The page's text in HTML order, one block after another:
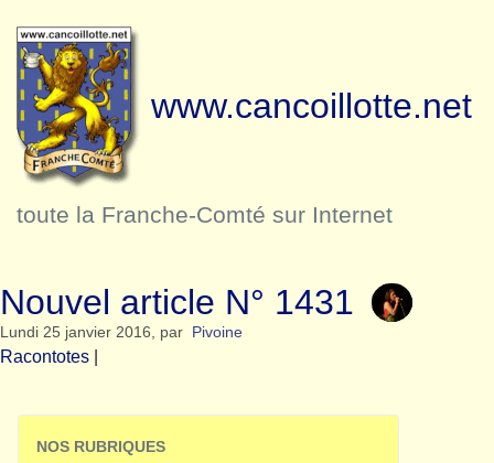
www.cancoillotte.net
toute la Franche-Comté sur Internet
Nouvel article N° 1431
Lundi 25 janvier 2016, par Pivoine
Racontotes
NOS RUBRIQUES